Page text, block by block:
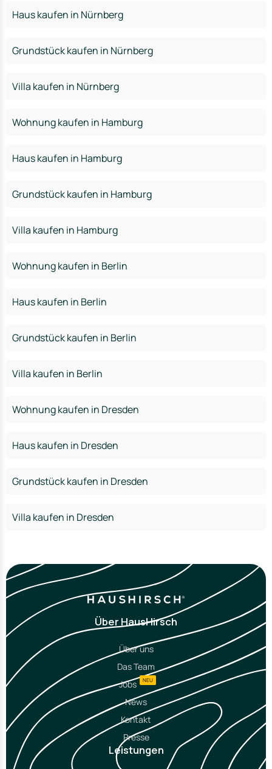
Haus kaufen in Nürnberg
Grundstück kaufen in Nürnberg
Villa kaufen in Nürnberg
Wohnung kaufen in Hamburg
Haus kaufen in Hamburg
Grundstück kaufen in Hamburg
Villa kaufen in Hamburg
Wohnung kaufen in Berlin
Haus kaufen in Berlin
Grundstück kaufen in Berlin
Villa kaufen in Berlin
Wohnung kaufen in Dresden
Haus kaufen in Dresden
Grundstück kaufen in Dresden
Villa kaufen in Dresden
Über HausHirsch
Über uns
Das Team
Jobs
NEU
News
Kontakt
Presse
Leistungen